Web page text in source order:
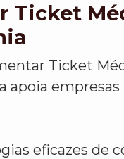
Ticket
Ticket
apoia empresas
eficazes de